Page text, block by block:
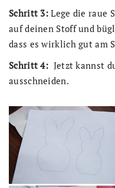
Schritt 3: Lege die raue
auf deinen Stoff und
dass es wirklich gut am
Schritt 4: Jetzt kannst
ausschneiden.